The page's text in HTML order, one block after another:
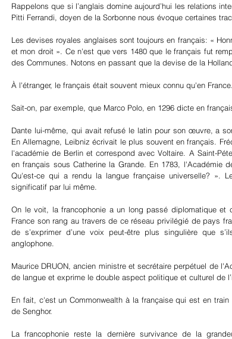
Rappelons que si l’anglais domine aujourd’hui les relations
Pitti Ferrandi, doyen de la Sorbonne nous évoque certaines
Les devises royales anglaises sont toujours en français: «
et mon droit ». Ce n'est que vers 1480 que le français fut
des Communes. Notons en passant que la devise de la
À l'étranger, le français était souvent mieux connu qu'en France.
Sait-on, par exemple, que Marco Polo, en 1296 dicte en
Dante lui-même, qui avait refusé le latin pour son œuvre, a
En Allemagne, Leibniz écrivait le plus souvent en français.
l'académie de Berlin et correspond avec Voltaire. A Saint-
en français sous Catherine la Grande. En 1783, l'Académie
Qu'est-ce qui a rendu la langue française universelle? ».
significatif par lui même.
On le voit, la francophonie a un long passé diplomatique et
France son rang au travers de ce réseau privilégié de pays
de s’exprimer d’une voix peut-être plus singulière que
anglophone.
Maurice DRUON, ancien ministre et secrétaire perpétuel de
de langue et exprime le double aspect politique et culturel de
En fait, c'est un Commonwealth à la française qui est en
de Senghor.
La francophonie reste la dernière survivance de la